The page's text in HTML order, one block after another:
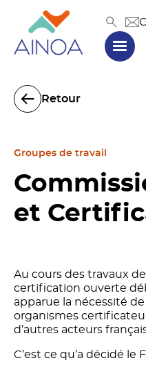
Retour
Groupes de travail
et
Au cours des travaux
certification ouverte
apparue la nécessité
organismes
d’autres acteurs
C’est ce qu’a décidé le